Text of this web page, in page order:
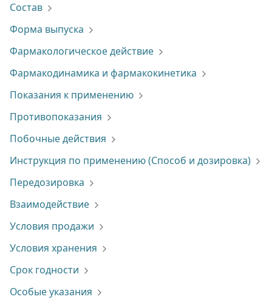
Состав
Форма выпуска
Фармакологическое действие
Фармакодинамика и фармакокинетика
Показания к применению
Противопоказания
Побочные действия
Инструкция по применению (Способ и дозировка)
Передозировка
Взаимодействие
Условия продажи
Условия хранения
Срок годности
Особые указания